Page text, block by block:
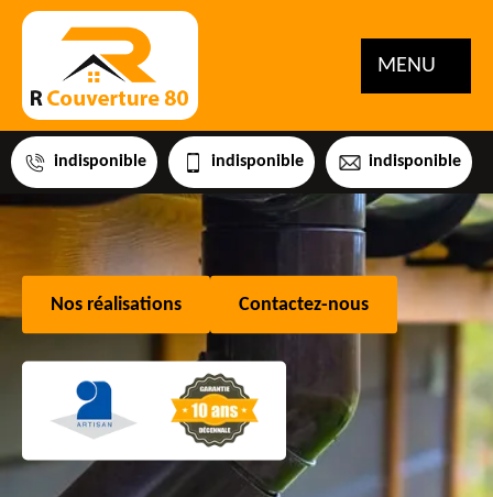
MENU
indisponible indisponible indisponible
Nos réalisations Contactez-nous